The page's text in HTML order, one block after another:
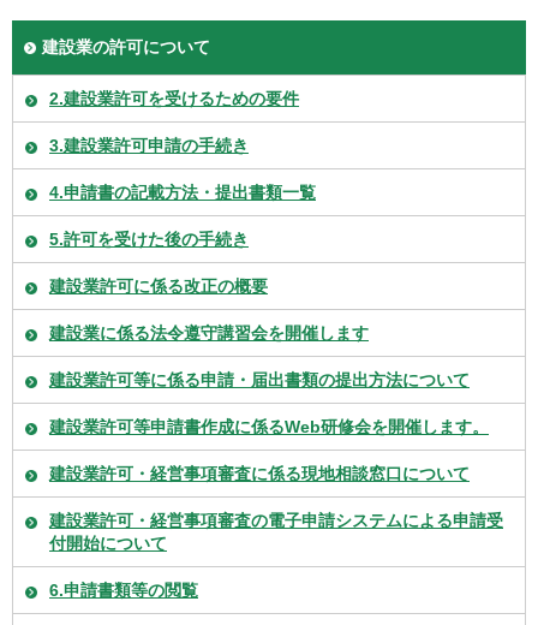
建設業の許可について
2.建設業許可を受けるための要件
3.建設業許可申請の手続き
4.申請書の記載方法・提出書類一覧
5.許可を受けた後の手続き
建設業許可に係る改正の概要
建設業に係る法令遵守講習会を開催します
建設業許可等に係る申請・届出書類の提出方法について
建設業許可等申請書作成に係るWeb研修会を開催します。
建設業許可・経営事項審査に係る現地相談窓口について
建設業許可・経営事項審査の電子申請システムによる申請受
付開始について
6.申請書類等の閲覧